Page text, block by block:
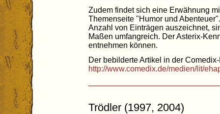
Zudem findet sich eine Erwähnung
Themenseite "Humor und
Anzahl von Einträgen auszeichnet,
Maßen umfangreich. Der Asterix-
entnehmen können.
Der bebilderte Artikel in der
http://www.comedix.de/medien/lit/
Trödler (1997, 2004)